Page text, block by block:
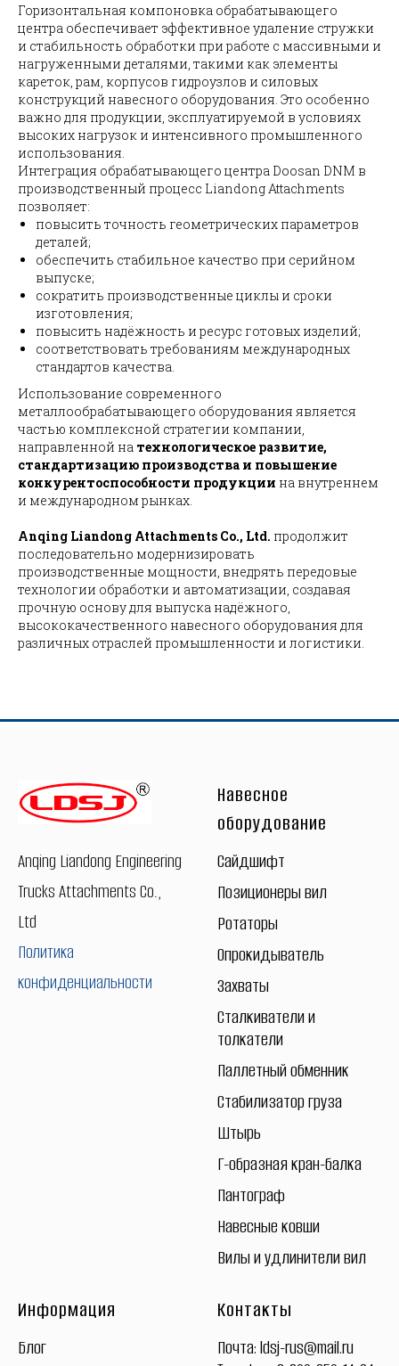
Горизонтальная компоновка обрабатывающего
центра обеспечивает эффективное удаление стружки
и стабильность обработки при работе с массивными и
нагруженными деталями, такими как элементы
кареток, рам, корпусов гидроузлов и силовых
конструкций навесного оборудования. Это особенно
важно для продукции, эксплуатируемой в условиях
высоких нагрузок и интенсивного промышленного
использования.
Интеграция обрабатывающего центра Doosan DNM в
производственный процесс Liandong Attachments
позволяет:
повысить точность геометрических параметров
деталей;
обеспечить стабильное качество при серийном
выпуске;
сократить производственные циклы и сроки
изготовления;
повысить надёжность и ресурс готовых изделий;
соответствовать требованиям международных
стандартов качества.
Использование современного
металлообрабатывающего оборудования является
частью комплексной стратегии компании,
направленной на технологическое развитие,
стандартизацию производства и повышение
конкурентоспособности продукции на внутреннем
и международном рынках.
Anqing Liandong Attachments Co., Ltd. продолжит
последовательно модернизировать
производственные мощности, внедрять передовые
технологии обработки и автоматизации, создавая
прочную основу для выпуска надёжного,
высококачественного навесного оборудования для
различных отраслей промышленности и логистики.
Anqing Liandong Engineering
Trucks Attachments Co.,
Ltd
Политика
конфиденциальности
Навесное
оборудование
Сайдшифт
Позиционеры вил
Ротаторы
Опрокидыватель
Захваты
Сталкиватели и
толкатели
Паллетный обменник
Стабилизатор груза
Штырь
Г-образная кран-балка
Пантограф
Навесные ковши
Вилы и удлинители вил
Информация
Блог
Контакты
Почта:ldsj-rus@mail.ru